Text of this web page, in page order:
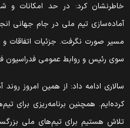
کرد: در حد امکانات و
تیم ملی در جام جهانی
صورت نگرفت. جزئیات اتفاقات و
رئیس و روابط عمومی فدراسیون
ادامه داد: از همین امروز روند
همچنین برنامه‌ریزی برای
هستیم برای تیم‌های ملی